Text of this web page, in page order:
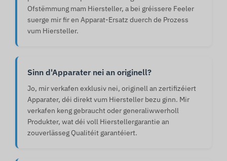
Ofstëmmung mam Hiersteller, a bei gréissere Feeler
suerge mir fir en Apparat-Ersatz duerch de Prozess
vum Hiersteller.
Sinn d'Apparater nei an originell?
Jo, mir verkafen exklusiv nei, originell an zertifizéiert
Apparater, déi direkt vum Hiersteller bezu ginn. Mir
verkafen keng gebraucht oder generaliwwerholl
Produkter, wat déi voll Hierstellergarantie an
zouverlässeg Qualitéit garantéiert.